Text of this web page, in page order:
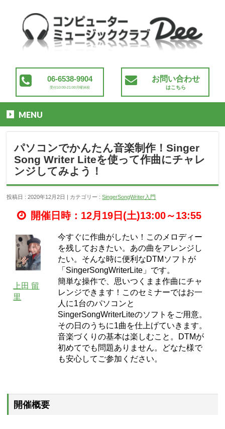
06-6538-9904
受付10:00-21:00月曜休校
お問い合わせ
はこちら
MENU
パソコンでかんたん音楽制作！Singer
Song Writer Liteを使って作曲にチャレ
ンジしてみよう！
投稿日 : 2020年12月2日 カテゴリー :SingerSongWriter入門
開催日時：12月19日(土)13:00～13:55
上田 留
里
今すぐに作曲がしたい！このメロディー
を残しておきたい。あの曲をアレンジし
たい。そんな時に便利なDTMソフトが
「SingerSongWriterLite」です。
簡単な操作で、思いつくまま作曲にチャ
レンジできます！このセミナーではお一
人に1台のパソコンと
SingerSongWriterLiteのソフトをご用意。
その日のうちに1曲を仕上げていきます。
音楽づくりの基本は楽しむこと。DTMが
初めてでも問題ありません。どなた様で
も安心してご参加ください。
開催概要